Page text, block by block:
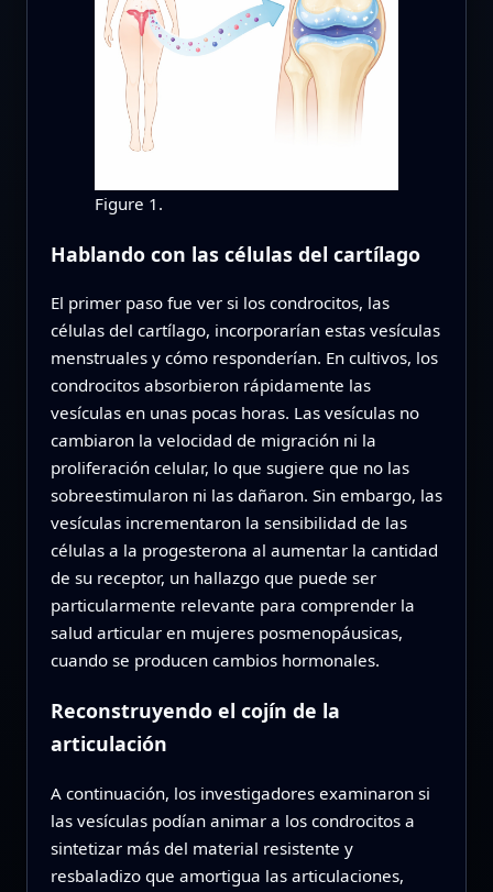
Figure 1.
Hablando con las células del cartílago
El primer paso fue ver si los condrocitos, las
células del cartílago, incorporarían estas vesículas
menstruales y cómo responderían. En cultivos, los
condrocitos absorbieron rápidamente las
vesículas en unas pocas horas. Las vesículas no
cambiaron la velocidad de migración ni la
proliferación celular, lo que sugiere que no las
sobreestimularon ni las dañaron. Sin embargo, las
vesículas incrementaron la sensibilidad de las
células a la progesterona al aumentar la cantidad
de su receptor, un hallazgo que puede ser
particularmente relevante para comprender la
salud articular en mujeres posmenopáusicas,
cuando se producen cambios hormonales.
Reconstruyendo el cojín de la
articulación
A continuación, los investigadores examinaron si
las vesículas podían animar a los condrocitos a
sintetizar más del material resistente y
resbaladizo que amortigua las articulaciones,